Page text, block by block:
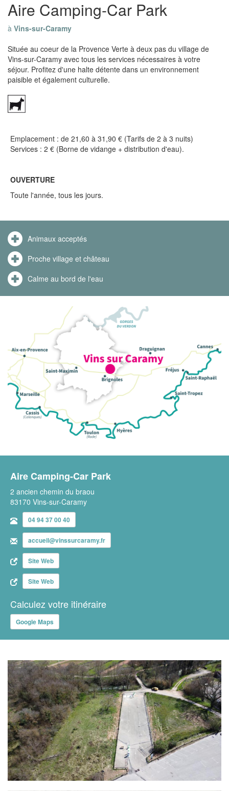
Aire Camping-Car Park
à Vins-sur-Caramy
Située au coeur de la Provence Verte à deux pas du village de
Vins-sur-Caramy avec tous les services nécessaires à votre
séjour. Profitez d'une halte détente dans un environnement
paisible et également culturelle.
Emplacement : de 21,60 à 31,90 € (Tarifs de 2 à 3 nuits)
Services : 2 € (Borne de vidange + distribution d'eau).
OUVERTURE
Toute l'année, tous les jours.
Animaux acceptés
Proche village et château
Calme au bord de l'eau
Aire Camping-Car Park
2 ancien chemin du braou
83170 Vins-sur-Caramy
04 94 37 00 40
accueil@vinssurcaramy.fr
Site Web
Site Web
Calculez votre itinéraire
Google Maps